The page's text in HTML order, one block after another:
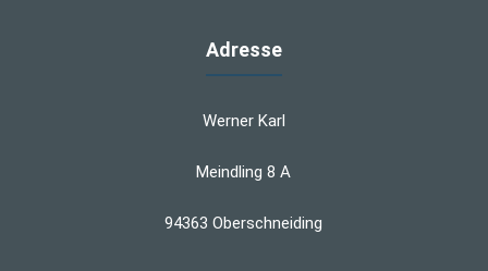
Adresse
Werner Karl
Meindling 8 A
94363 Oberschneiding